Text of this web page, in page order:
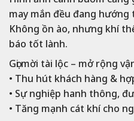
may mắn đều đang hướng
Không ồn ào, nhưng khí
báo tốt lành.
Gọi mời tài lộc – mở rộng
• Thu hút khách hàng &
• Sự nghiệp hanh thông,
• Tăng mạnh cát khí cho